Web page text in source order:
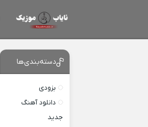
دسته‌بندی‌ها
بزودی
دانلود آهنگ
جدید